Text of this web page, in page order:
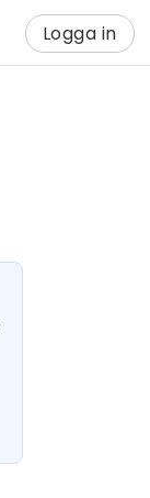
Logga in